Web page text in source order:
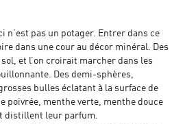
n’est pas un potager. Entrer dans ce
dans une cour au décor minéral. Des
et l’on croirait marcher dans les
Des demi-sphères,
bulles éclatant à la surface de
poivrée, menthe verte, menthe douce
distillent leur parfum.